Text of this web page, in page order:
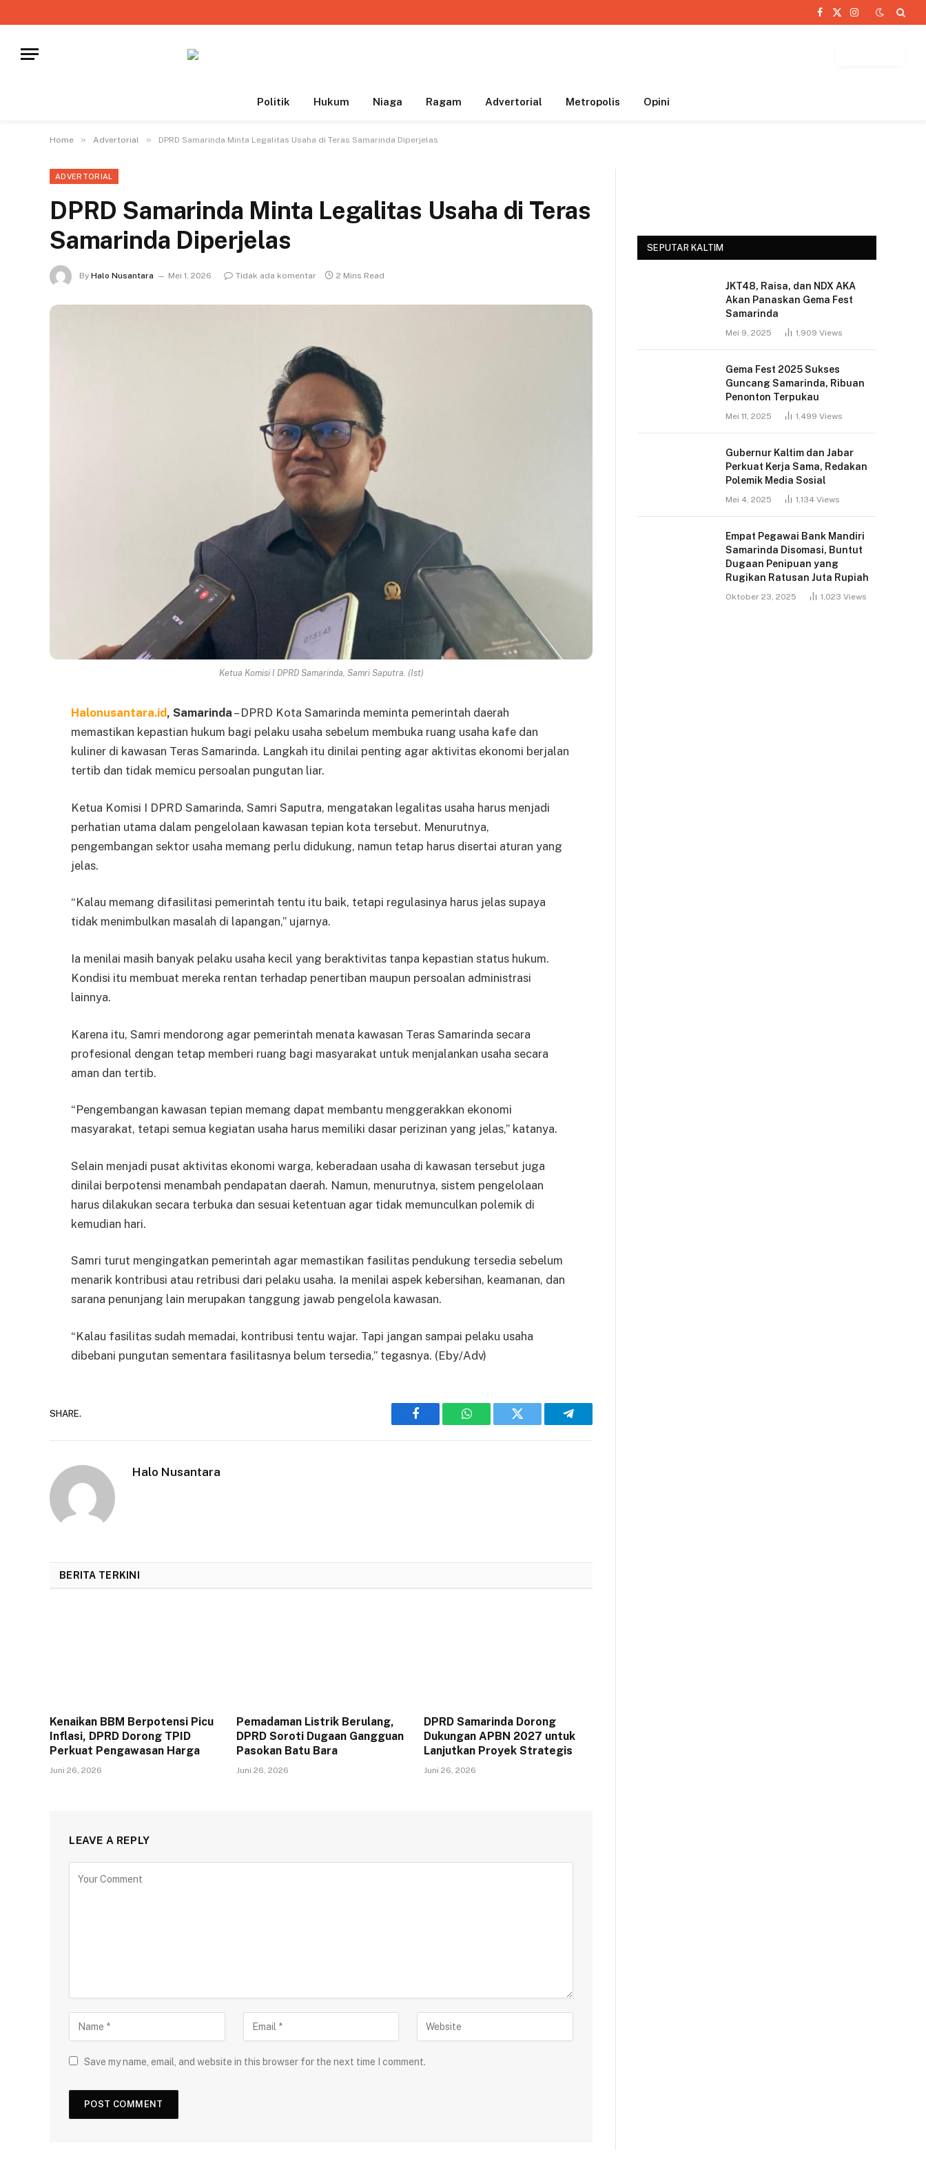
Facebook
X
Instagram
Politik Hukum Niaga Ragam Advertorial Metropolis Opini
Home » Advertorial » DPRD Samarinda Minta Legalitas Usaha di Teras Samarinda Diperjelas
ADVERTORIAL
DPRD Samarinda Minta Legalitas Usaha di Teras
Samarinda Diperjelas
By Halo Nusantara Mei 1, 2026 Tidak ada komentar 2 Mins Read
Ketua Komisi I DPRD Samarinda, Samri Saputra. (Ist)
Halonusantara.id, Samarinda – DPRD Kota Samarinda meminta pemerintah daerah
memastikan kepastian hukum bagi pelaku usaha sebelum membuka ruang usaha kafe dan
kuliner di kawasan Teras Samarinda. Langkah itu dinilai penting agar aktivitas ekonomi berjalan
tertib dan tidak memicu persoalan pungutan liar.
Ketua Komisi I DPRD Samarinda, Samri Saputra, mengatakan legalitas usaha harus menjadi
perhatian utama dalam pengelolaan kawasan tepian kota tersebut. Menurutnya,
pengembangan sektor usaha memang perlu didukung, namun tetap harus disertai aturan yang
jelas.
“Kalau memang difasilitasi pemerintah tentu itu baik, tetapi regulasinya harus jelas supaya
tidak menimbulkan masalah di lapangan,” ujarnya.
Ia menilai masih banyak pelaku usaha kecil yang beraktivitas tanpa kepastian status hukum.
Kondisi itu membuat mereka rentan terhadap penertiban maupun persoalan administrasi
lainnya.
Karena itu, Samri mendorong agar pemerintah menata kawasan Teras Samarinda secara
profesional dengan tetap memberi ruang bagi masyarakat untuk menjalankan usaha secara
aman dan tertib.
“Pengembangan kawasan tepian memang dapat membantu menggerakkan ekonomi
masyarakat, tetapi semua kegiatan usaha harus memiliki dasar perizinan yang jelas,” katanya.
Selain menjadi pusat aktivitas ekonomi warga, keberadaan usaha di kawasan tersebut juga
dinilai berpotensi menambah pendapatan daerah. Namun, menurutnya, sistem pengelolaan
harus dilakukan secara terbuka dan sesuai ketentuan agar tidak memunculkan polemik di
kemudian hari.
Samri turut mengingatkan pemerintah agar memastikan fasilitas pendukung tersedia sebelum
menarik kontribusi atau retribusi dari pelaku usaha. Ia menilai aspek kebersihan, keamanan, dan
sarana penunjang lain merupakan tanggung jawab pengelola kawasan.
“Kalau fasilitas sudah memadai, kontribusi tentu wajar. Tapi jangan sampai pelaku usaha
dibebani pungutan sementara fasilitasnya belum tersedia,” tegasnya. (Eby/Adv)
SHARE.
Facebook WhatsAppTwitter Telegram
Halo Nusantara
BERITA TERKINI
Kenaikan BBM Berpotensi Picu
Inflasi, DPRD Dorong TPID
Perkuat Pengawasan Harga
Juni 26, 2026
Pemadaman Listrik Berulang,
DPRD Soroti Dugaan Gangguan
Pasokan Batu Bara
Juni 26, 2026
DPRD Samarinda Dorong
Dukungan APBN 2027 untuk
Lanjutkan Proyek Strategis
Juni 26, 2026
LEAVE A REPLY
Save my name, email, and website in this browser for the next time I comment.
SEPUTAR KALTIM
JKT48, Raisa, dan NDX AKA
Akan Panaskan Gema Fest
Samarinda
Mei 9, 2025 1,909 Views
Gema Fest 2025 Sukses
Guncang Samarinda, Ribuan
Penonton Terpukau
Mei 11, 2025 1,499 Views
Gubernur Kaltim dan Jabar
Perkuat Kerja Sama, Redakan
Polemik Media Sosial
Mei 4, 2025 1,134 Views
Empat Pegawai Bank Mandiri
Samarinda Disomasi, Buntut
Dugaan Penipuan yang
Rugikan Ratusan Juta Rupiah
Oktober 23, 2025 1,023 Views